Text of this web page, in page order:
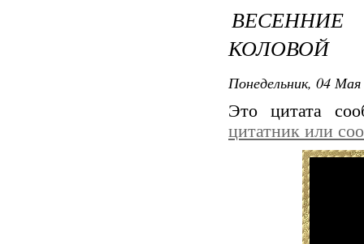
КОЛОВОЙ
Понедельник, 04
Это цитата
цитатник или